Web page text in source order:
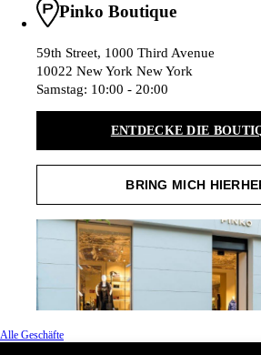
Pinko Boutique
59th Street, 1000 Third Avenue
10022 New York New York
Samstag
10:00 - 20:00
ENTDECKE DIE
BRING MICH
Alle Geschäfte